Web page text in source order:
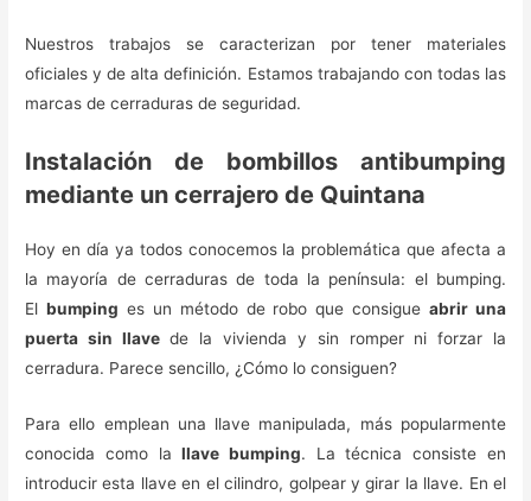
Nuestros trabajos se caracterizan por tener materiales
oficiales y de alta definición. Estamos trabajando con todas las
marcas de cerraduras de seguridad.
Instalación de bombillos antibumping
mediante un cerrajero de Quintana
Hoy en día ya todos conocemos la problemática que afecta a
la mayoría de cerraduras de toda la península: el bumping.
El bumping es un método de robo que consigueabrir una
puerta sin llavede la vivienda y sin romper ni forzar la
cerradura. Parece sencillo, ¿Cómo lo consiguen?
Para ello emplean una llave manipulada, más popularmente
conocida como lallave bumping. La técnica consiste en
introducir esta llave en el cilindro, golpear y girar la llave. En el